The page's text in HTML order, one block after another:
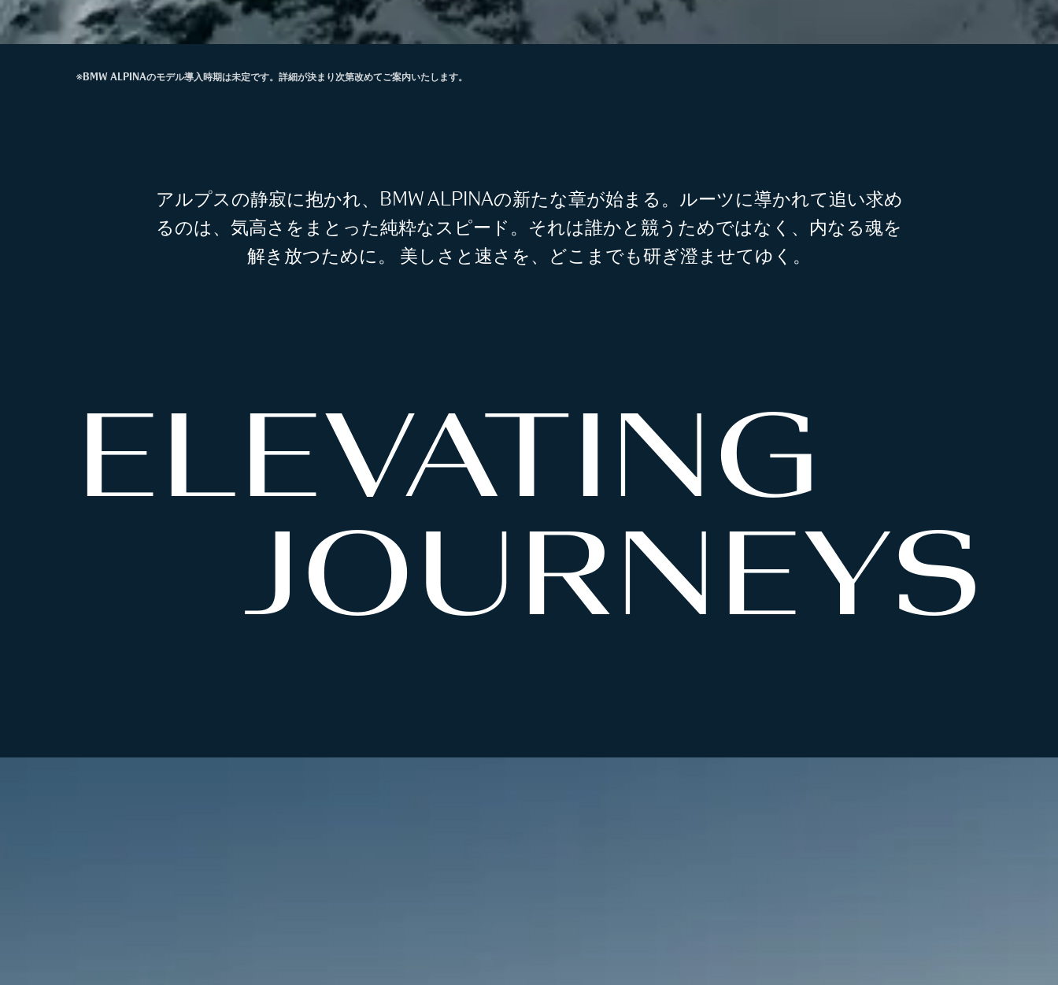
※BMW ALPINAのモデル導入時期は未定です。詳細が決まり次第改めてご案内いたします。
アルプスの静寂に抱かれ、BMW ALPINAの新たな章が始まる。ルーツに導かれて追い求め
るのは、気高さをまとった純粋なスピード。それは誰かと競うためではなく、内なる魂を
解き放つために。 美しさと速さを、どこまでも研ぎ澄ませてゆく。
ELEVATING
JOURNEYS